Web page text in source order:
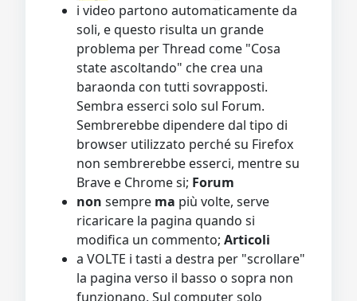
i video partono automaticamente da
soli, e questo risulta un grande
problema per Thread come "Cosa
state ascoltando" che crea una
baraonda con tutti sovrapposti.
Sembra esserci solo sul Forum.
Sembrerebbe dipendere dal tipo di
browser utilizzato perché su Firefox
non sembrerebbe esserci, mentre su
Brave e Chrome si; Forum
non sempre ma più volte, serve
ricaricare la pagina quando si
modifica un commento; Articoli
a VOLTE i tasti a destra per "scrollare"
la pagina verso il basso o sopra non
funzionano. Sul computer solo